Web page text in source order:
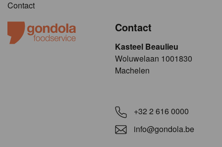
Contact
Contact
Kasteel Beaulieu
​​​Woluwelaan 1001830
Machelen
+32 2 616 0000
info@gondola.be